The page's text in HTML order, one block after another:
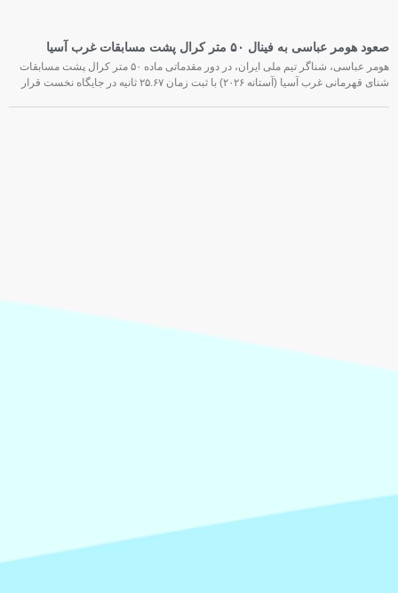
صعود هومر عباسی به فینال ۵۰ متر کرال پشت مسابقات غرب آسیا
هومر عباسی، شناگر تیم ملی ایران، در دور مقدماتی ماده ۵۰ متر کرال پشت مسابقات
شنای قهرمانی غرب آسیا (آستانه ۲۰۲۶) با ثبت زمان ۲۵.۶۷ ثانیه در جایگاه نخست قرار